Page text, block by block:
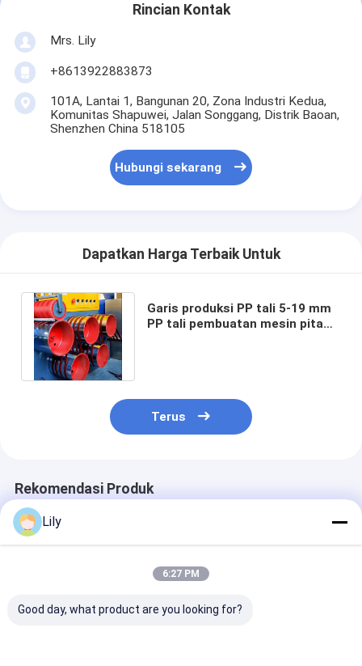
Rincian Kontak
Mrs. Lily
+8613922883873
101A, Lantai 1, Bangunan 20, Zona Industri Kedua,
Komunitas Shapuwei, Jalan Songgang, Distrik Baoan,
Shenzhen China 518105
Hubungi sekarang
Dapatkan Harga Terbaik Untuk
Garis produksi PP tali 5-19 mm
PP tali pembuatan mesin pita
Terus
Rekomendasi Produk
Lily
6:27 PM
Good day, what product are you looking for?